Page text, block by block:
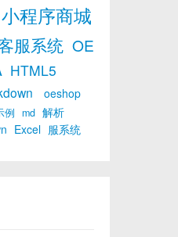
小程序商城
服系统 OE
HTML5
oeshop
例 md 解析
Excel 服系统